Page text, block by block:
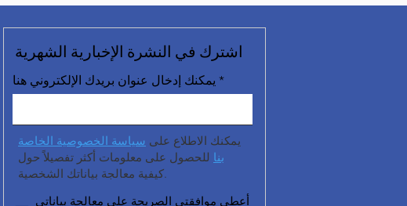
اشترك في النشرة الإخبارية الشهرية
يمكنك إدخال عنوان بريدك الإلكتروني هنا
يمكنك الاطلاع على سياسة الخصوصية الخاصة
بنا للحصول على معلومات أكثر تفصيلاً حول
كيفية معالجة بياناتك الشخصية.
أعطي موافقتي الصريحة على معالجة بياناتي